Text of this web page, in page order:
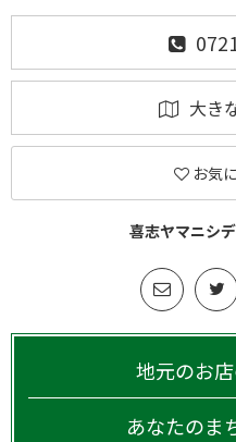
大き
お気
喜志ヤマニシ
地元のお
あなたのま